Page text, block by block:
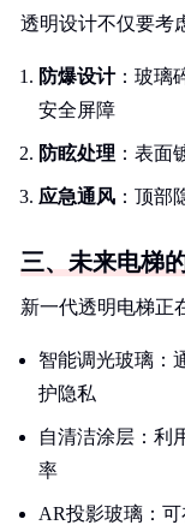
透明设计不仅要考
防爆设计：玻璃
安全屏障
防眩处理 ：表面
应急通风 ：顶部
三、未来电梯
新一代透明电梯正
智能调光玻璃：
护隐私
自清洁涂层：利
率
AR投影玻璃：